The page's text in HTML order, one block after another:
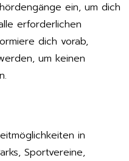
ein, um dich
erforderlichen
dich vorab,
um keinen
in
Sportvereine,